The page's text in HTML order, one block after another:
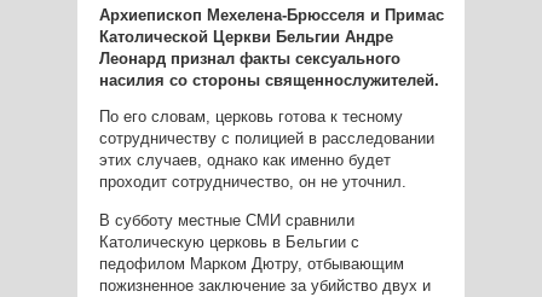
Архиепископ Мехелена-Брюсселя и Примас
Католической Церкви Бельгии Андре
Леонард признал факты сексуального
насилия со стороны священнослужителей.
По его словам, церковь готова к тесному
сотрудничеству с полицией в расследовании
этих случаев, однако как именно будет
проходит сотрудничество, он не уточнил.
В субботу местные СМИ сравнили
Католическую церковь в Бельгии с
педофилом Марком Дютру, отбывающим
пожизненное заключение за убийство двух и